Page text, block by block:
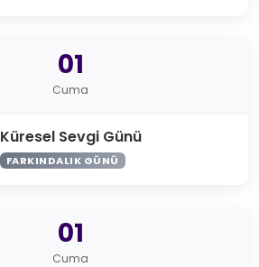
01
Cuma
Küresel Sevgi Günü
FARKINDALIK GÜNÜ
01
Cuma